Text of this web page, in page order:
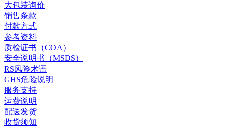
大包装询价
销售条款
付款方式
参考资料
质检证书（COA）
安全说明书（MSDS）
RS风险术语
GHS危险说明
服务支持
运费说明
配送发货
收货须知